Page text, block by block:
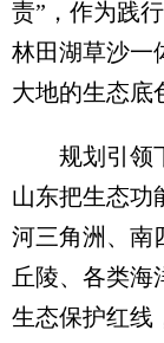
责”，作为践
林田湖草沙一
大地的生态底
规划引领下
山东把生态功
河三角洲、南
丘陵、各类海
生态保护红线